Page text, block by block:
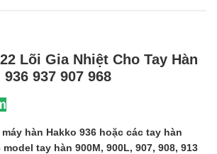
Lõi Gia Nhiệt Cho Tay Hàn
936 937 907 968
hàn Hakko 936 hoặc các tay hàn
tay hàn 900M, 900L, 907, 908, 913